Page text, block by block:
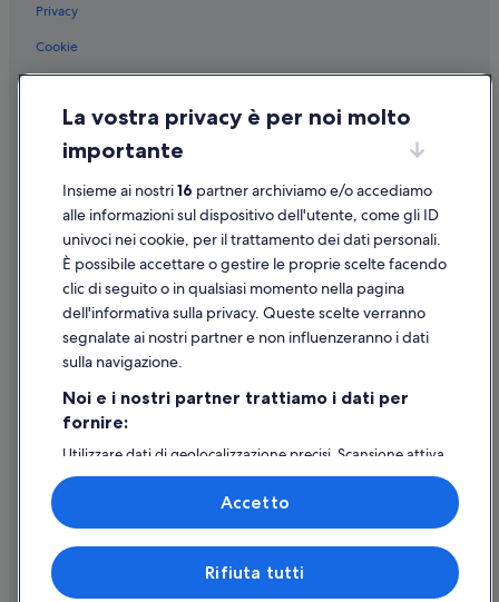
Privacy
Cookie
Condizioni per l'utilizzo
Informazioni legali/Contatti
Linee guida sui contenuti e segnalazione dei contenuti
Supporto
Assistenza clienti
Contattaci
Come cancellare un volo
Come modificare la prenotazione di un hotel o una casa vacanze
Utilizzare un coupon Expedia
Documenti per i viaggi internazionali
© 2026 Expedia, Inc., una società di Expedia Group. Tutti i diritti riservati.
Expedia e il logo di Expedia sono marchi registrati o marchi di Expedia,
La vostra privacy è per noi molto
importante
Insieme ai nostri16 partner archiviamo e/o accediamo
alle informazioni sul dispositivo dell'utente, come gli ID
univoci nei cookie, per il trattamento dei dati personali.
È possibile accettare o gestire le proprie scelte facendo
clic di seguito o in qualsiasi momento nella pagina
dell'informativa sulla privacy. Queste scelte verranno
segnalate ai nostri partner e non influenzeranno i dati
sulla navigazione.
Noi e i nostri partner trattiamo i dati per
fornire:
Utilizzare dati di geolocalizzazione precisi. Scansione attiva
delle caratteristiche del dispositivo ai fini
dell’identificazione. Archiviare informazioni su dispositivo
e/o accedervi. Pubblicità e contenuti personalizzati,
misurazione delle prestazioni dei contenuti e degli
annunci, ricerche sul pubblico, sviluppo di servizi.
Elenco dei partner (fornitori)
Rifiuta tutti
Accetto